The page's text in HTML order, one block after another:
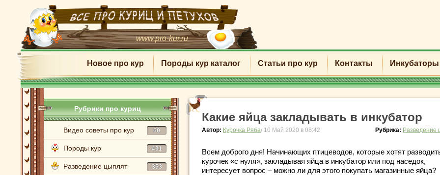
www.pro-kur.ru
Новое про кур Породы кур каталог Статьи про кур Контакты Инкубаторы
Рубрики про куриц
Видео советы про кур 60
Породы кур 431
Разведение цыплят 353
Какие яйца закладывать в инкубатор
Автор: Курочка Ряба/ 10 Май 2020 в 08:42 Рубрика: Разведение
Всем доброго дня! Начинающих птицеводов, которые хотят
курочек «с нуля», закладывая яйца в инкубатор или под наседок,
интересует вопрос – можно ли для этого покупать магазинные яйца?